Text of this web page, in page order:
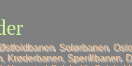
, Solørbanen,
Krøderbanen, Sperillbanen,